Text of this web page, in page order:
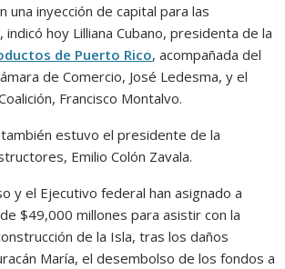
una inyección de capital para las
indicó hoy Lilliana Cubano, presidenta de la
de Puerto Rico, acompañada del
de Comercio, José Ledesma, y el
Francisco Montalvo.
estuvo el presidente de la
Emilio Colón Zavala.
y el Ejecutivo federal han asignado a
$49,000 millones para asistir con la
de la Isla, tras los daños
María, el desembolso de los fondos a